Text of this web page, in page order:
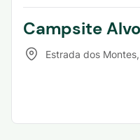
Campsite
Estrada dos Montes,